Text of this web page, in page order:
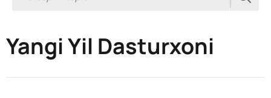
Yangi Yil Dasturxoni